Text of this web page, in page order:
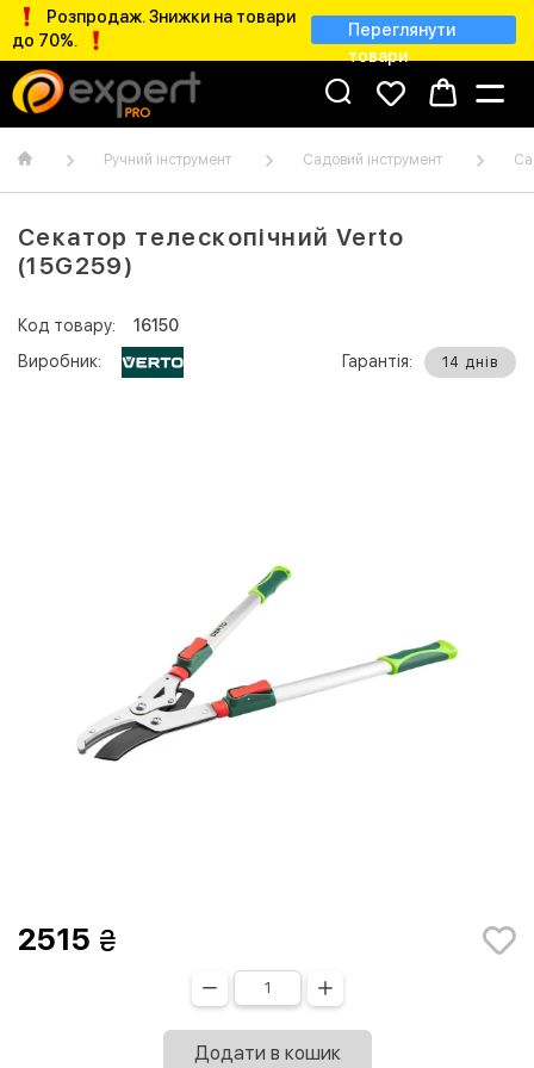
Розпродаж. Знижки на товари
до 70%.
Переглянути
товари
Ручний інструмент Садовий інструмент
Секатор телескопічний Verto
(15G259)
Код товару:
16150
Виробник:
Гарантія: 14 днів
2515
Додати в кошик